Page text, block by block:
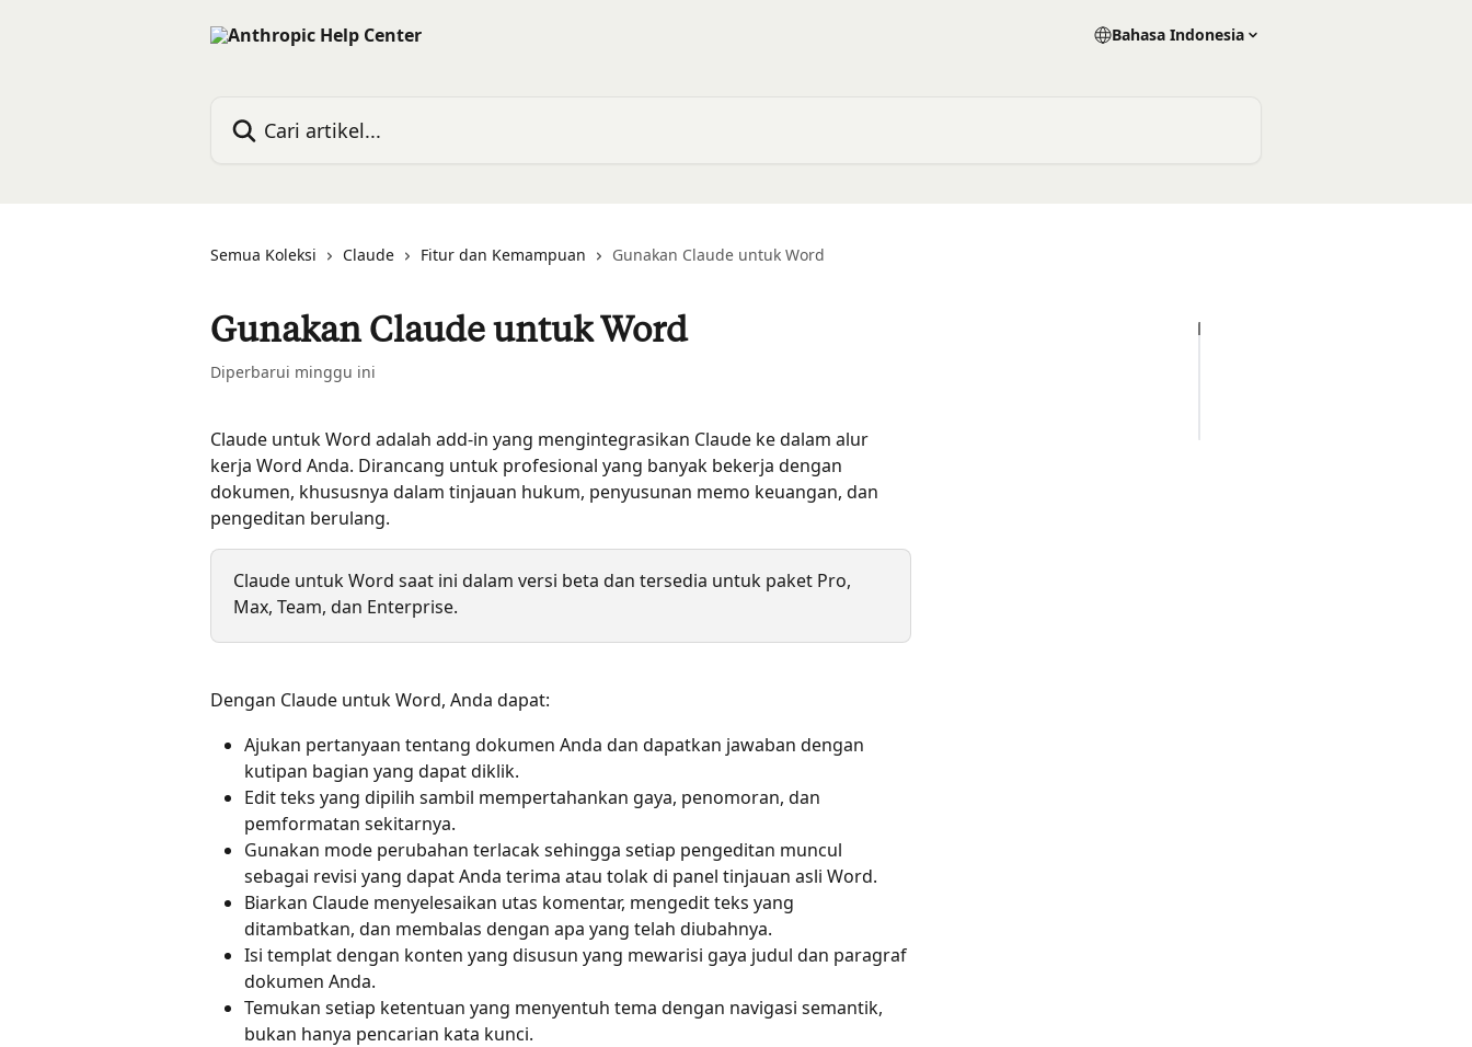
Bahasa Indonesia
Semua Koleksi Claude Fitur dan Kemampuan Gunakan Claude untuk Word
Gunakan Claude untuk Word
Diperbarui minggu ini
Claude untuk Word adalah add-in yang mengintegrasikan Claude ke dalam alur
kerja Word Anda. Dirancang untuk profesional yang banyak bekerja dengan
dokumen, khususnya dalam tinjauan hukum, penyusunan memo keuangan, dan
pengeditan berulang.
Claude untuk Word saat ini dalam versi beta dan tersedia untuk paket Pro,
Max, Team, dan Enterprise.
Dengan Claude untuk Word, Anda dapat:
Ajukan pertanyaan tentang dokumen Anda dan dapatkan jawaban dengan
kutipan bagian yang dapat diklik.
Edit teks yang dipilih sambil mempertahankan gaya, penomoran, dan
pemformatan sekitarnya.
Gunakan mode perubahan terlacak sehingga setiap pengeditan muncul
sebagai revisi yang dapat Anda terima atau tolak di panel tinjauan asli Word.
Biarkan Claude menyelesaikan utas komentar, mengedit teks yang
ditambatkan, dan membalas dengan apa yang telah diubahnya.
Isi templat dengan konten yang disusun yang mewarisi gaya judul dan paragraf
dokumen Anda.
Temukan setiap ketentuan yang menyentuh tema dengan navigasi semantik,
bukan hanya pencarian kata kunci.